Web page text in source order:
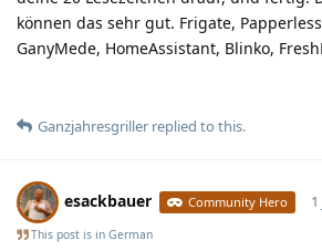
können das sehr gut. Frigate,
GanyMede, HomeAssistant, Blinko,
Ganzjahresgriller replied to this.
esackbauer Community Hero
This post is in German